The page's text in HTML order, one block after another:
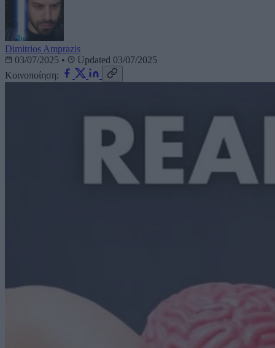
Dimitrios Amprazis
03/07/2025 •
Updated 03/07/2025
Κοινοποίηση: